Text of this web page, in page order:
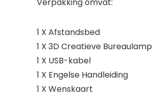
1 X Afstandsbed
1 X 3D Creatieve Bureaulamp
1 X USB-kabel
1 X Engelse Handleiding
1 X Wenskaart